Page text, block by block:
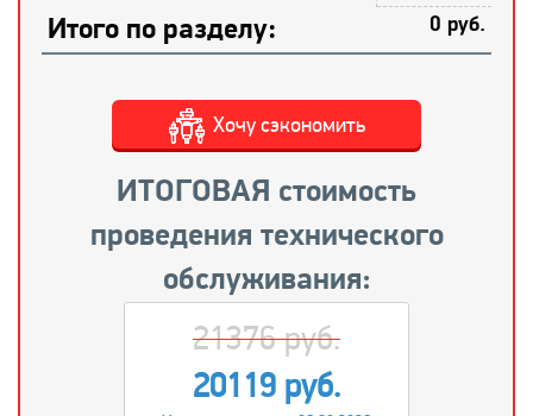
Итого по разделу: 0 руб.
ИТОГОВАЯ стоимость
проведения технического
обслуживания:
Хочу сэкономить
21376 руб.
20119 руб.